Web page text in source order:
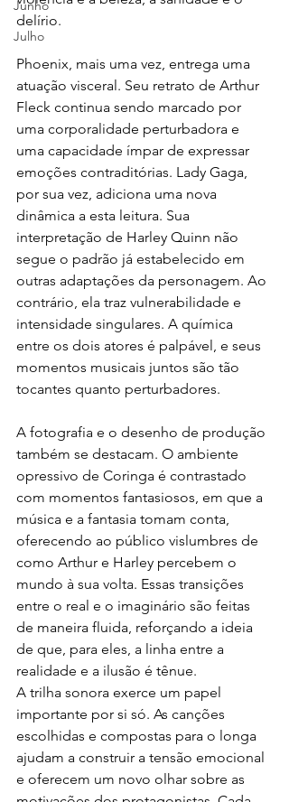
Junho
Julho
delírio.
Phoenix, mais uma vez, entrega uma
atuação visceral. Seu retrato de Arthur
Fleck continua sendo marcado por
uma corporalidade perturbadora e
uma capacidade ímpar de expressar
emoções contraditórias. Lady Gaga,
por sua vez, adiciona uma nova
dinâmica a esta leitura. Sua
interpretação de Harley Quinn não
segue o padrão já estabelecido em
outras adaptações da personagem. Ao
contrário, ela traz vulnerabilidade e
intensidade singulares. A química
entre os dois atores é palpável, e seus
momentos musicais juntos são tão
tocantes quanto perturbadores.
A fotografia e o desenho de produção
também se destacam. O ambiente
opressivo de Coringa é contrastado
com momentos fantasiosos, em que a
música e a fantasia tomam conta,
oferecendo ao público vislumbres de
como Arthur e Harley percebem o
mundo à sua volta. Essas transições
entre o real e o imaginário são feitas
de maneira fluida, reforçando a ideia
de que, para eles, a linha entre a
realidade e a ilusão é tênue.
A trilha sonora exerce um papel
importante por si só. As canções
escolhidas e compostas para o longa
ajudam a construir a tensão emocional
e oferecem um novo olhar sobre as